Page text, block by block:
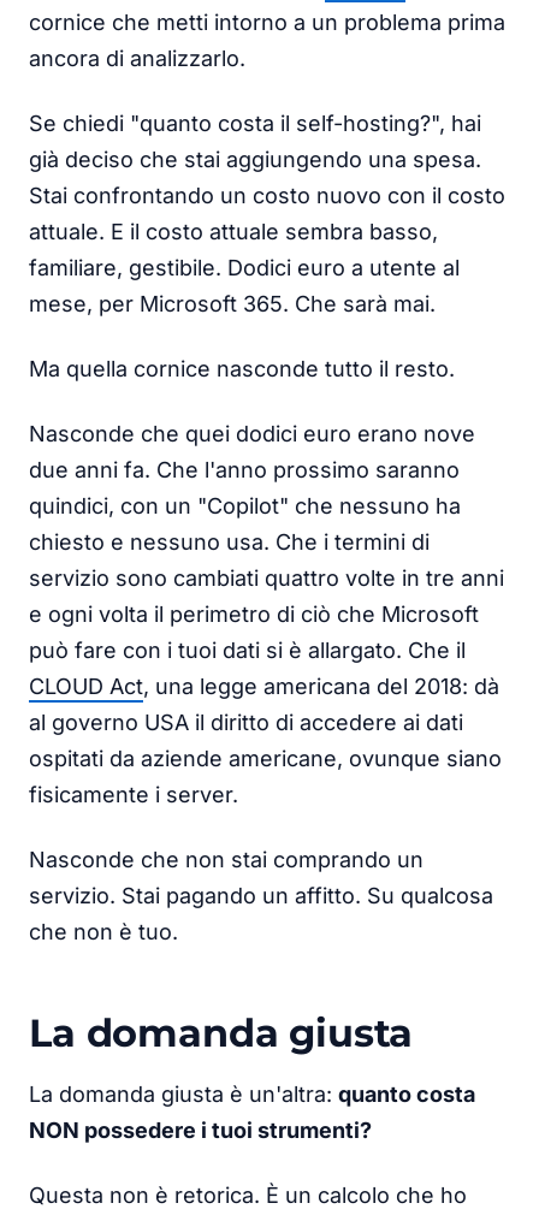
cornice che metti intorno a un problema prima
ancora di analizzarlo.
Se chiedi "quanto costa il self-hosting?", hai
già deciso che stai aggiungendo una spesa.
Stai confrontando un costo nuovo con il costo
attuale. E il costo attuale sembra basso,
familiare, gestibile. Dodici euro a utente al
mese, per Microsoft 365. Che sarà mai.
Ma quella cornice nasconde tutto il resto.
Nasconde che quei dodici euro erano nove
due anni fa. Che l'anno prossimo saranno
quindici, con un "Copilot" che nessuno ha
chiesto e nessuno usa. Che i termini di
servizio sono cambiati quattro volte in tre anni
e ogni volta il perimetro di ciò che Microsoft
può fare con i tuoi dati si è allargato. Che il
CLOUD Act, una legge americana del 2018: dà
al governo USA il diritto di accedere ai dati
ospitati da aziende americane, ovunque siano
fisicamente i server.
Nasconde che non stai comprando un
servizio. Stai pagando un affitto. Su qualcosa
che non è tuo.
La domanda giusta
La domanda giusta è un'altra: quanto costa
NON possedere i tuoi strumenti?
Questa non è retorica. È un calcolo che ho